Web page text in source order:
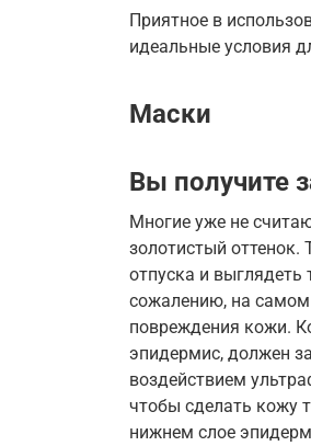
Приятное в
идеальные условия
Маски
Вы получите
Многие уже не
золотистый
отпуска и
сожалению, на самом
повреждения кожи.
эпидермис, должен
воздействием
чтобы сделать кожу
нижнем слое